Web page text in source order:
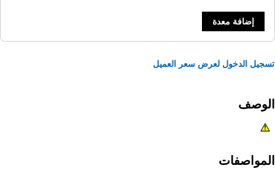
إضافة معدة
الدخول لعرض سعر العميل